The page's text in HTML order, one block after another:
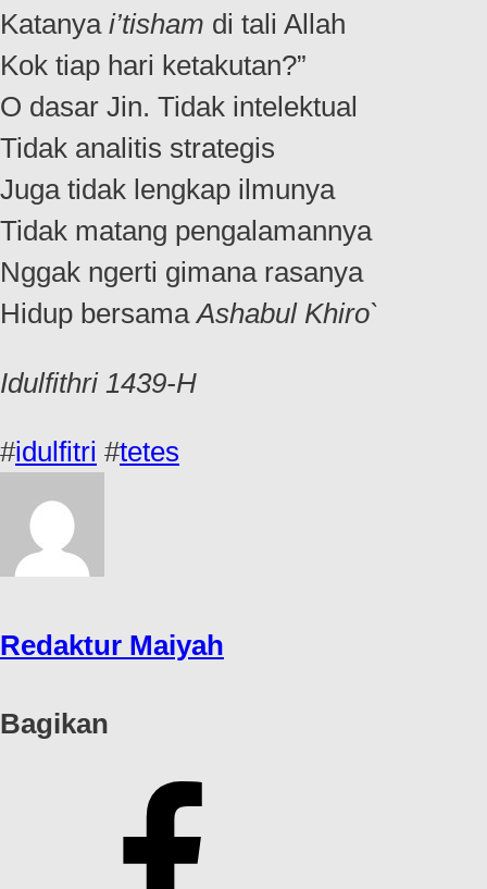
Katanya i’tisham di tali Allah
Kok tiap hari ketakutan?”
O dasar Jin. Tidak intelektual
Tidak analitis strategis
Juga tidak lengkap ilmunya
Tidak matang pengalamannya
Nggak ngerti gimana rasanya
Hidup bersamaAshabul Khiro`
Idulfithri 1439-H
#idulfitri #tetes
Redaktur Maiyah
Bagikan